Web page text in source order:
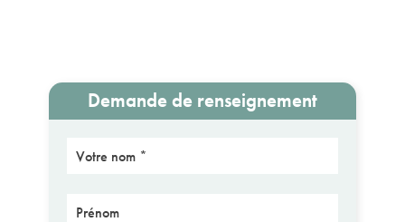
Demande de renseignement